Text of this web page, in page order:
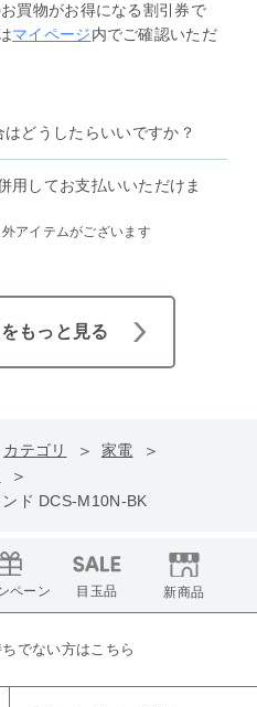
買物がお得になる割引券で
マイページ内でご確認いただ
どうしたらいいですか？
用してお支払いいただけま
アイテムがございます
もっと見る
カテゴリ
家電
ド DCS-M10N-BK
ペーン 目玉品 新商品
でない方はこちら